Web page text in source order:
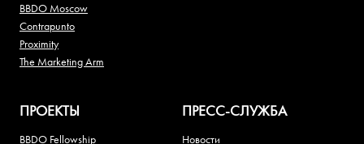
BBDO Moscow
Contrapunto
Proximity
The Marketing Arm
ПРОЕКТЫ
BBDO Fellowship
ПРЕСС-СЛУЖБА
Новости